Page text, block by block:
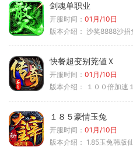
剑魂单职业
开服时间： 01月/10日
版本介绍： 沙奖8888沙捐
快餐超变别茺値Ｘ
开服时间： 01月/10日
版本介绍：
１００倍加速１
１８５豪情玉兔
开服时间： 01月/10日
版本介绍： 1.85玉兔韩版仙